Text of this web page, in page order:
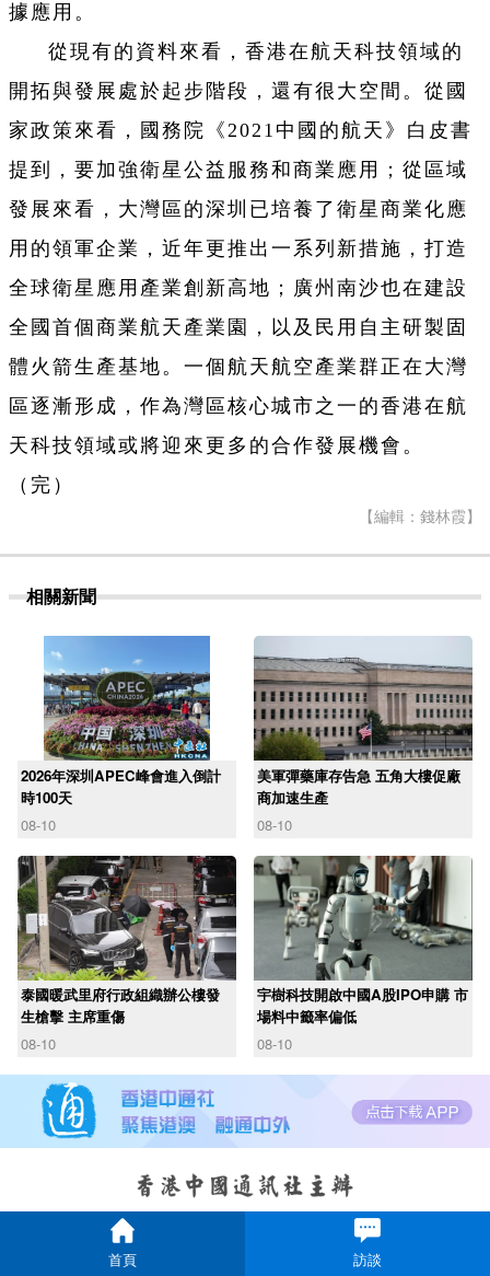
據應用。
從現有的資料來看，香港在航天科技領域的
開拓與發展處於起步階段，還有很大空間。從國
家政策來看，國務院《2021中國的航天》白皮書
提到，要加強衛星公益服務和商業應用；從區域
發展來看，大灣區的深圳已培養了衛星商業化應
用的領軍企業，近年更推出一系列新措施，打造
全球衛星應用產業創新高地；廣州南沙也在建設
全國首個商業航天產業園，以及民用自主研製固
體火箭生產基地。一個航天航空產業群正在大灣
區逐漸形成，作為灣區核心城市之一的香港在航
天科技領域或將迎來更多的合作發展機會。
（完）
【編輯：錢林霞】
相關新聞
2026年深圳APEC峰會進入倒計
時100天
08-10
美軍彈藥庫存告急 五角大樓促廠
商加速生產
08-10
泰國暖武里府行政組織辦公樓發
生槍擊 主席重傷
08-10
宇樹科技開啟中國A股IPO申購 市
場料中籤率偏低
08-10
首頁 訪談